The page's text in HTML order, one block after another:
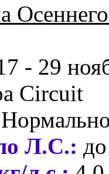
- 29
Circuit
Л.С.: